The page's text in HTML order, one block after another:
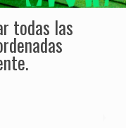
todas las